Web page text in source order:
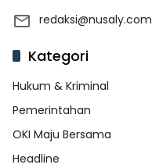
redaksi@nusaly.com
Kategori
Hukum & Kriminal
Pemerintahan
OKI Maju Bersama
Headline